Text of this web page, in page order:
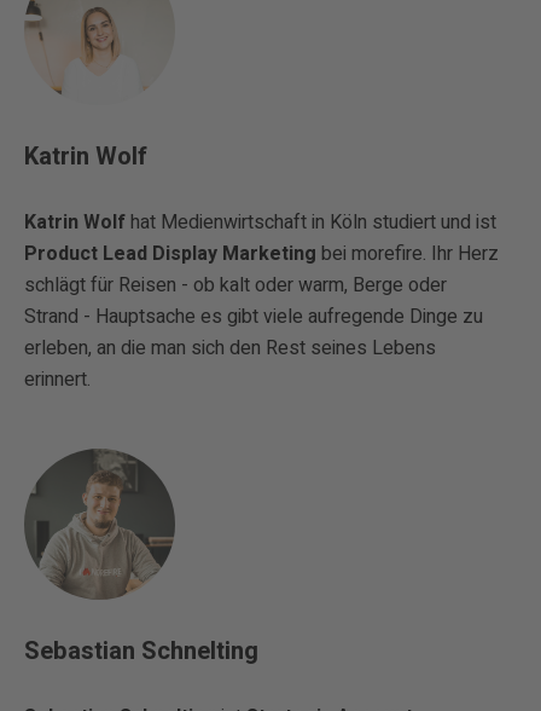
Katrin Wolf
Katrin Wolfhat Medienwirtschaft in Köln studiert und ist
Product Lead Display Marketing bei morefire. Ihr Herz
schlägt für Reisen - ob kalt oder warm, Berge oder
Strand - Hauptsache es gibt viele aufregende Dinge zu
erleben, an die man sich den Rest seines Lebens
erinnert.
Sebastian Schnelting